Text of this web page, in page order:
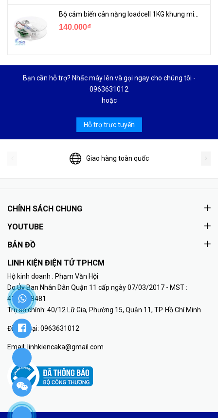
Bộ cảm biến cân nặng loadcell 1KG khung mica
140.000₫
Bạn cần hỗ trợ? Nhấc máy lên và gọi ngay cho chúng tôi -
0963631012
hoặc
Hỗ trợ trực tuyến
Giao hàng toàn quốc
CHÍNH SÁCH CHUNG
YOUTUBE
BẢN ĐỒ
LINH KIỆN ĐIỆN TỬ TPHCM
Hộ kinh doanh : Phạm Văn Hội
Do Ủy Ban Nhân Dân Quận 11 cấp ngày 07/03/2017 - MST :
41K8018481
Trụ sở chính: 40/12 Lữ Gia, Phường 15, Quận 11, TP. Hồ Chí Minh
Điện thoại: 0963631012
Email: linhkiencaka@gmail.com